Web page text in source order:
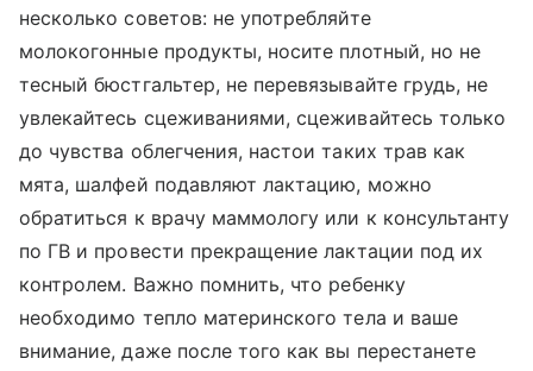
несколько советов: не употребляйте
молокогонные продукты, носите плотный, но не
тесный бюстгальтер, не перевязывайте грудь, не
увлекайтесь сцеживаниями, сцеживайтесь только
до чувства облегчения, настои таких трав как
мята, шалфей подавляют лактацию, можно
обратиться к врачу маммологу или к консультанту
по ГВ и провести прекращение лактации под их
контролем. Важно помнить, что ребенку
необходимо тепло материнского тела и ваше
внимание, даже после того как вы перестанете